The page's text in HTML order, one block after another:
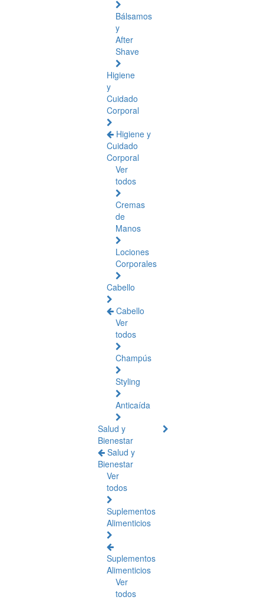
Bálsamos
y
After
Shave
Higiene
y
Cuidado
Corporal
Higiene y
Cuidado
Corporal
Ver
todos
Cremas
de
Manos
Lociones
Corporales
Cabello
Cabello
Ver
todos
Champús
Styling
Anticaída
Salud y
Bienestar
Salud y
Bienestar
Ver
todos
Suplementos
Alimenticios
Suplementos
Alimenticios
Ver
todos